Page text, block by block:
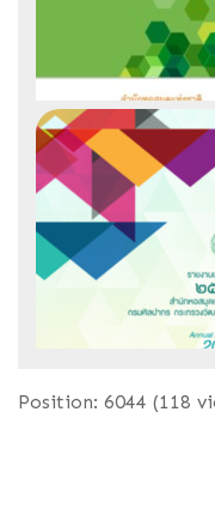
Position: 6044 (118